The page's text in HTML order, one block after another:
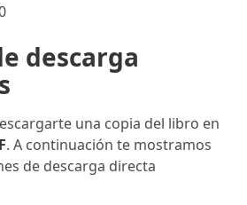
descarga
una copia del libro en
. A continuación te mostramos
de descarga directa